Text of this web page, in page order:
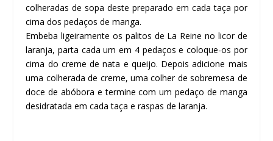
colheradas de sopa deste preparado em cada taça por
cima dos pedaços de manga.
Embeba ligeiramente os palitos de La Reine no licor de
laranja, parta cada um em 4 pedaços e coloque-os por
cima do creme de nata e queijo. Depois adicione mais
uma colherada de creme, uma colher de sobremesa de
doce de abóbora e termine com um pedaço de manga
desidratada em cada taça e raspas de laranja.